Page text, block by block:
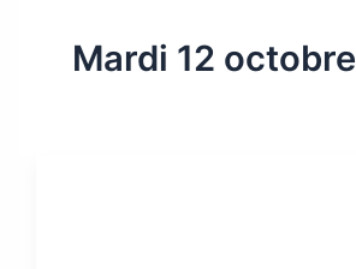
Mardi 12 octobre